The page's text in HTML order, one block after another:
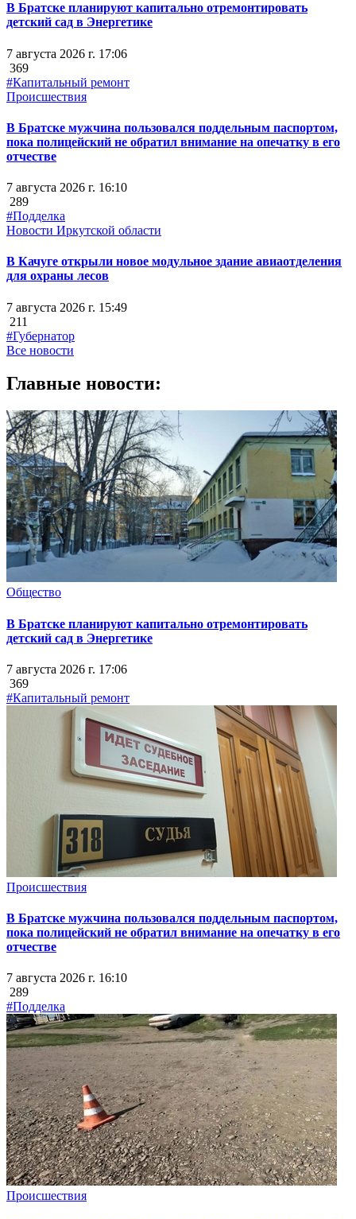
В Братске планируют капитально отремонтировать
детский сад в Энергетике
7 августа 2026 г. 17:06
369
#Капитальный ремонт
Происшествия
В Братске мужчина пользовался поддельным паспортом,
пока полицейский не обратил внимание на опечатку в его
отчестве
7 августа 2026 г. 16:10
289
#Подделка
Новости Иркутской области
В Качуге открыли новое модульное здание авиаотделения
для охраны лесов
7 августа 2026 г. 15:49
211
#Губернатор
Все новости
Главные новости:
Общество
В Братске планируют капитально отремонтировать
детский сад в Энергетике
7 августа 2026 г. 17:06
369
#Капитальный ремонт
Происшествия
В Братске мужчина пользовался поддельным паспортом,
пока полицейский не обратил внимание на опечатку в его
отчестве
7 августа 2026 г. 16:10
289
#Подделка
Происшествия